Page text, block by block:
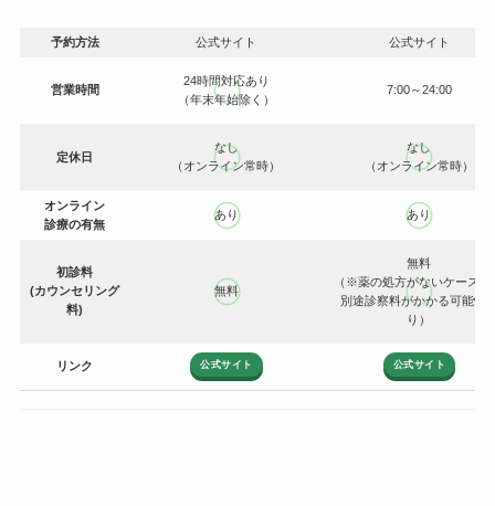
予約方法 公式サイト 公式サイト
営業時間
24時間対応あり
（年末年始除く）
7:00～24:00
定休日
なし
（オンライン常時）
なし
（オンライン常時）
オンライン
診療の有無
あり あり
初診料
(カウンセリング
料)
無料
無料
（※薬の処方がないケースで
別途診察料がかかる可能性
り）
リンク 公式サイト 公式サイト